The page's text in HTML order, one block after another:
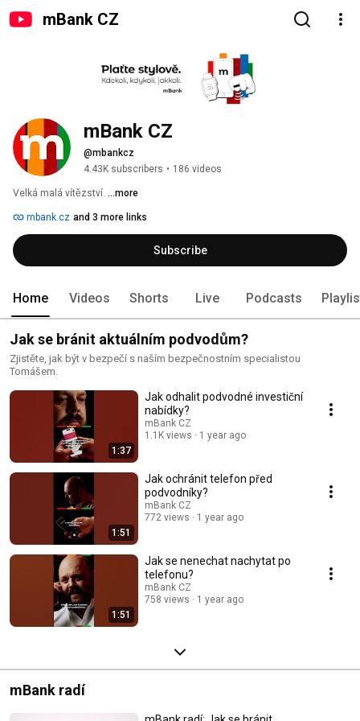
mBank CZ
mBank CZ
@mbankcz
4.43K subscribers • 186 videos
Velká malá vítězství. ...more
mbank.cz and 3 more links
Subscribe
Home Videos Shorts Live Podcasts
Jak se bránit aktuálním podvodům?
Zjistěte, jak být v bezpečí s naším bezpečnostním specialistou
Tomášem.
1:37
Jak odhalit podvodné investiční
nabídky?
mBank CZ
1.1K views
1 year ago
1:51
Jak ochránit telefon před
podvodníky?
mBank CZ
772 views
1 year ago
1:51
Jak se nenechat nachytat po
telefonu?
mBank CZ
758 views
1 year ago
mBank radí